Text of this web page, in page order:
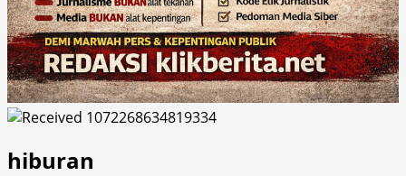
hiburan